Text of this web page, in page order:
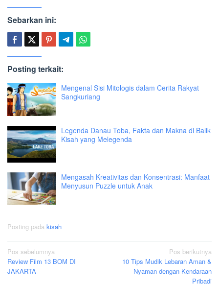
Sebarkan ini:
Posting terkait:
Mengenal Sisi Mitologis dalam Cerita Rakyat
Sangkuriang
Legenda Danau Toba, Fakta dan Makna di Balik
Kisah yang Melegenda
Mengasah Kreativitas dan Konsentrasi: Manfaat
Menyusun Puzzle untuk Anak
Posting pada kisah
Navigasi
pos
Pos sebelumnya
Review Film 13 BOM DI
JAKARTA
Pos berikutnya
10 Tips Mudik Lebaran Aman &
Nyaman dengan Kendaraan
Pribadi